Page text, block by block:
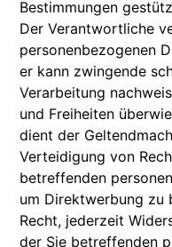
Bestimmungen
Der Verantwortliche
personenbezogenen
er kann zwingende
Verarbeitung
und Freiheiten
dient der
Verteidigung von
betreffenden
um Direktwerbung zu
Recht, jederzeit
der Sie betreffenden